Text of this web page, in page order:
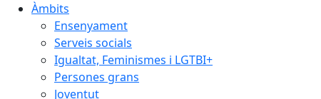
Àmbits
Ensenyament
Serveis socials
Igualtat, Feminismes i LGTBI+
Persones grans
Joventut